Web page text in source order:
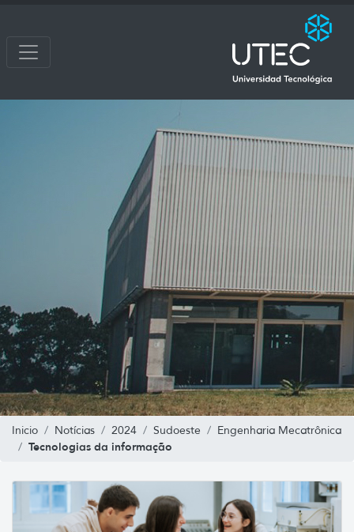
Inicio Notícias 2024 Sudoeste Engenharia Mecatrônica
Tecnologias da informação